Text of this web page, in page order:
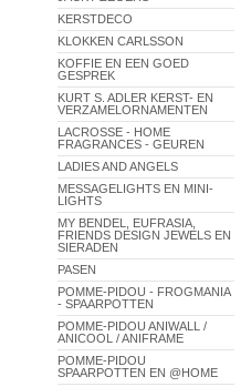
KERSTDECO
KLOKKEN CARLSSON
KOFFIE EN EEN GOED
GESPREK
KURT S. ADLER KERST- EN
VERZAMELORNAMENTEN
LACROSSE - HOME
FRAGRANCES - GEUREN
LADIES AND ANGELS
MESSAGELIGHTS EN MINI-
LIGHTS
MY BENDEL, EUFRASIA,
FRIENDS DESIGN JEWELS EN
SIERADEN
PASEN
POMME-PIDOU - FROGMANIA
- SPAARPOTTEN
POMME-PIDOU ANIWALL /
ANICOOL / ANIFRAME
POMME-PIDOU
SPAARPOTTEN EN @HOME